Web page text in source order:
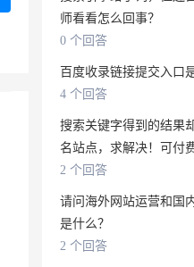
师看看怎么回事？
0 个回答
百度收录链接提交入口
4 个回答
搜索关键字得到的结果
名站点，求解决！可付费
2 个回答
请问海外网站运营和国
是什么？
2 个回答